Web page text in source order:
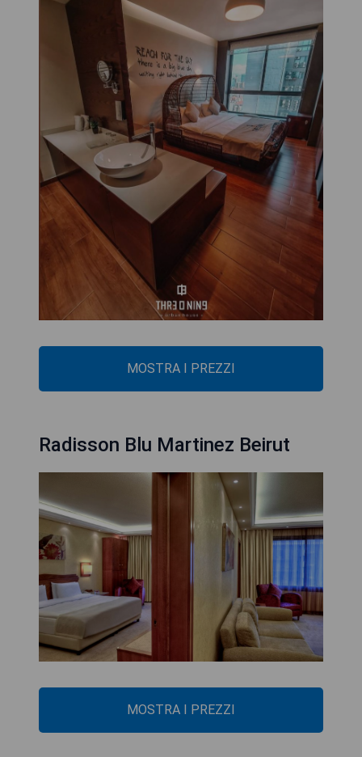
MOSTRA I PREZZI
Radisson Blu Martinez Beirut
MOSTRA I PREZZI